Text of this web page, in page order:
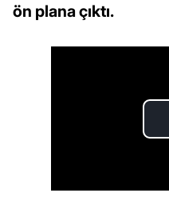
ön plana çıktı.